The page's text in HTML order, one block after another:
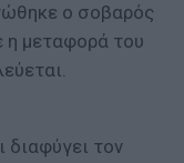
ο σοβαρός
η μεταφορά του
τον